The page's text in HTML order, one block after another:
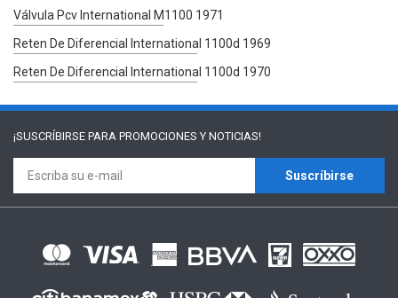
Válvula Pcv International M1100 1971
Reten De Diferencial International 1100d 1969
Reten De Diferencial International 1100d 1970
¡SUSCRÍBIRSE PARA PROMOCIONES Y NOTICIAS!
Suscríbirse